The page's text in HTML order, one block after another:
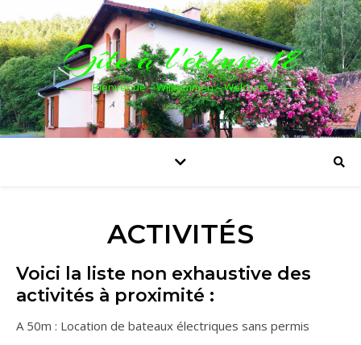
Gîte à l'écluse 18
Bienvenue – Wilkommen – Welcome
ACTIVITÉS
Voici la liste non exhaustive des
activités à proximité :
A 50m : Location de bateaux électriques sans permis